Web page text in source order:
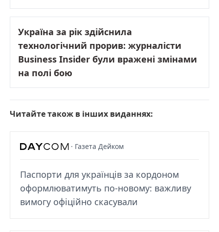
Україна за рік здійснила
технологічний прорив: журналісти
Business Insider були вражені змінами
на полі бою
Читайте також в інших виданнях:
· Газета Дейком
Паспорти для українців за кордоном
оформлюватимуть по-новому: важливу
вимогу офіційно скасували